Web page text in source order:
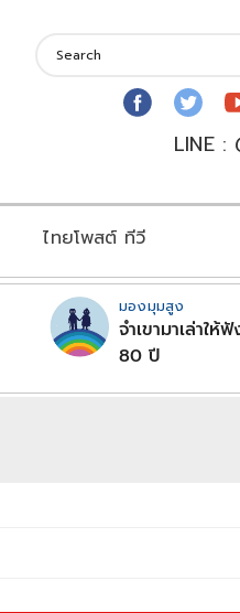
LINE :
ไทยโพสต์ ทีวี
มองมุมสูง
จำเขามาเล่าให้
80 ปี